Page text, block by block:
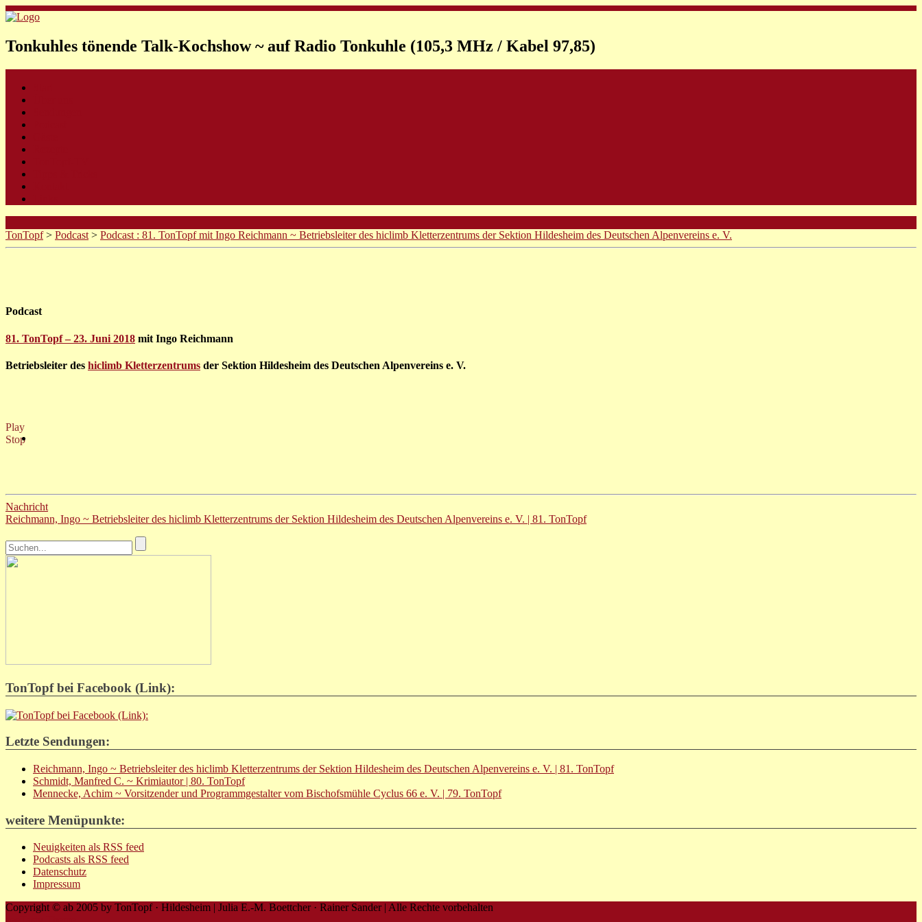
Tonkuhles tönende Talk-Kochshow ~ auf Radio Tonkuhle (105,3 MHz / Kabel 97,85)
TonTopf> Podcast > Podcast : 81. TonTopf mit Ingo Reichmann ~ Betriebsleiter des hiclimb Kletterzentrums der Sektion Hildesheim des Deutschen Alpenvereins e. V.
Podcast
81. TonTopf – 23. Juni 2018 mit Ingo Reichmann
Betriebsleiter des hiclimb Kletterzentrums der Sektion Hildesheim des Deutschen Alpenvereins e. V.
Play
Stop
Nachricht
Reichmann, Ingo ~ Betriebsleiter des hiclimb Kletterzentrums der Sektion Hildesheim des Deutschen Alpenvereins e. V. | 81. TonTopf
TonTopf bei Facebook (Link):
Letzte Sendungen:
Reichmann, Ingo ~ Betriebsleiter des hiclimb Kletterzentrums der Sektion Hildesheim des Deutschen Alpenvereins e. V. | 81. TonTopf
Schmidt, Manfred C. ~ Krimiautor | 80. TonTopf
Mennecke, Achim ~ Vorsitzender und Programmgestalter vom Bischofsmühle Cyclus 66 e. V. | 79. TonTopf
weitere Menüpunkte:
Neuigkeiten als RSS feed
Podcasts als RSS feed
Datenschutz
Impressum
Copyright © ab 2005 by TonTopf · Hildesheim | Julia E.-M. Boettcher · Rainer Sander | Alle Rechte vorbehalten